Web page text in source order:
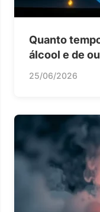
Quanto
álcool e de
25/06/2026